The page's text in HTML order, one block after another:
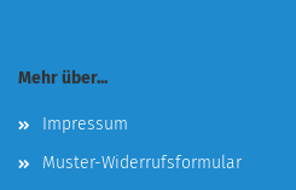
Mehr über...
Impressum
Muster-Widerrufsformular